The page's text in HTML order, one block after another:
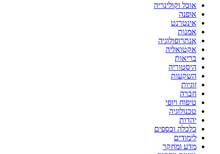
אוכל וקולינריה
אופנה
אינטרנט
אמנות
אנתרופולוגיה
אקטואליה
בריאות
היסטוריה
השקעות
זוגיות
חברה
טיפוח ויופי
טכנולוגיה
יהדות
כלכלה וכספים
לימודים
מדע ומחקר